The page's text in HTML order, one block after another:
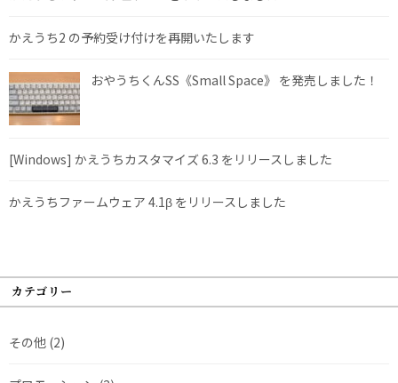
かえうち2 の予約受け付けを再開いたします
おやうちくんSS《Small Space》 を発売しました！
[Windows] かえうちカスタマイズ 6.3 をリリースしました
かえうちファームウェア 4.1β をリリースしました
カテゴリー
その他 (2)